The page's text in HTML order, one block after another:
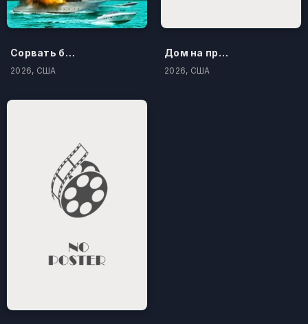
Сорвать банк 3: Вор-джентльмен
2026, США
Дом на проклятом холме
2026, США